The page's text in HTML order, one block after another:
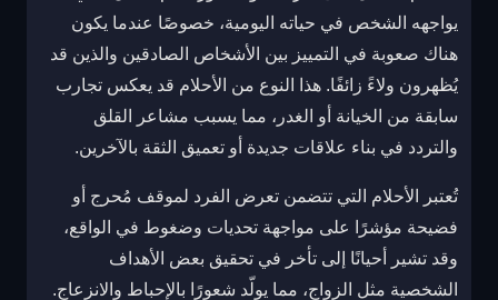
يواجهه الشخص في حياته اليومية، خصوصًا عندما يكون
هناك صعوبة في التمييز بين الأشخاص الصادقين والذين قد
يُظهرون ولاءً زائفًا. هذا النوع من الأحلام قد يعكس تجارب
سابقة من الخيانة أو الغدر، مما يسبب مشاعر القلق
والتردد في بناء علاقات جديدة أو تعميق الثقة بالآخرين.
تُعتبر الأحلام التي تتضمن تعرض الفرد لموقف مُحرج أو
فضيحة مؤشرًا على مواجهة تحديات وضغوط في الواقع،
وقد تشير أحيانًا إلى تأخر في تحقيق بعض الأهداف
الشخصية مثل الزواج، مما يولّد شعورًا بالإحباط والانزعاج.